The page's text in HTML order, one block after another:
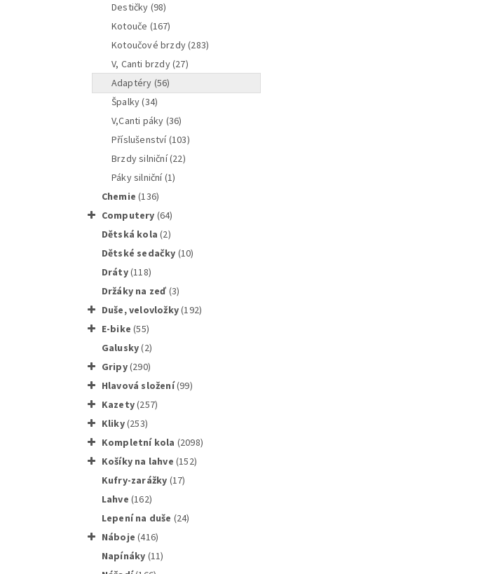
destičky (98)
kotouče (167)
kotoučové brzdy(283)
V, Canti brzdy(27)
adaptéry (56)
špalky(34)
V,Canti páky (36)
příslušenství(103)
brzdy silniční(22)
páky silniční(1)
chemie(136)
computery (64)
dětská kola(2)
dětské sedačky (10)
dráty(118)
držáky na zeď (3)
duše, velovložky(192)
e-bike(55)
galusky(2)
gripy(290)
hlavová složení(99)
kazety(257)
kliky(253)
Kompletní kola (2098)
košíky na lahve(152)
kufry-zarážky (17)
lahve(162)
lepení na duše (24)
náboje(416)
napínáky (11)